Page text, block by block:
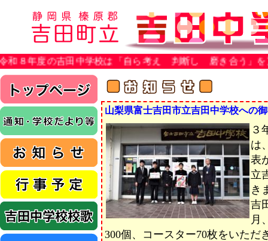
の吉田中学校は「自ら考え 判断し 磨き合う」を重点目標
山梨県富士吉田市立吉田中学校への
３
は
表
立
き
吉
月
300個、コースター70枚をいただ